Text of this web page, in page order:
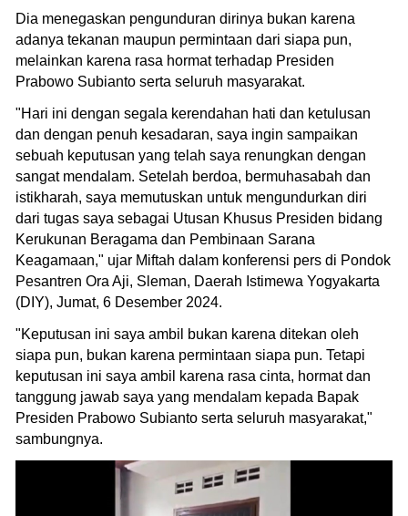
Dia menegaskan pengunduran dirinya bukan karena
adanya tekanan maupun permintaan dari siapa pun,
melainkan karena rasa hormat terhadap Presiden
Prabowo Subianto serta seluruh masyarakat.
"Hari ini dengan segala kerendahan hati dan ketulusan
dan dengan penuh kesadaran, saya ingin sampaikan
sebuah keputusan yang telah saya renungkan dengan
sangat mendalam. Setelah berdoa, bermuhasabah dan
istikharah, saya memutuskan untuk mengundurkan diri
dari tugas saya sebagai Utusan Khusus Presiden bidang
Kerukunan Beragama dan Pembinaan Sarana
Keagamaan," ujar Miftah dalam konferensi pers di Pondok
Pesantren Ora Aji, Sleman, Daerah Istimewa Yogyakarta
(DIY), Jumat, 6 Desember 2024.
"Keputusan ini saya ambil bukan karena ditekan oleh
siapa pun, bukan karena permintaan siapa pun. Tetapi
keputusan ini saya ambil karena rasa cinta, hormat dan
tanggung jawab saya yang mendalam kepada Bapak
Presiden Prabowo Subianto serta seluruh masyarakat,"
sambungnya.